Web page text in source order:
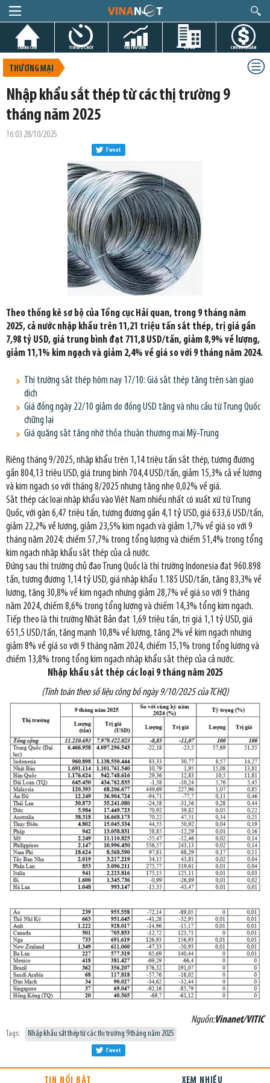
TRANG CHỦ TIN GIỜ CHÓT THỊ TRƯỜNG DỰ ÁN CHỨNG KHOÁN
THƯƠNG MẠI
Nhập khẩu sắt thép từ các thị trường 9
tháng năm 2025
16:03 28/10/2025
Tweet
Theo thống kê sơ bộ của Tổng cục Hải quan, trong 9 tháng năm
2025, cả nước nhập khẩu trên 11,21 triệu tấn sắt thép, trị giá gần
7,98 tỷ USD, giá trung bình đạt 711,8 USD/tấn, giảm 8,9% về lượng,
giảm 11,1% kim ngạch và giảm 2,4% về giá so với 9 tháng năm 2024.
Thị trường sắt thép hôm nay 17/10: Giá sắt thép tăng trên sàn giao
dịch
Giá đồng ngày 22/10 giảm do đồng USD tăng và nhu cầu từ Trung Quốc
chững lại
Giá quặng sắt tăng nhờ thỏa thuận thương mại Mỹ-Trung
Riêng tháng 9/2025, nhập khẩu trên 1,14 triệu tấn sắt thép, tương đương
gần 804,13 triệu USD, giá trung bình 704,4 USD/tấn, giảm 15,3% cả về lượng
và kim ngạch so với tháng 8/2025 nhưng tăng nhẹ 0,02% về giá.
Sắt thép các loại nhập khẩu vào Việt Nam nhiều nhất có xuất xứ từ Trung
Quốc, với gàn 6,47 triệu tấn, tương đương gần 4,1 tỷ USD, giá 633,6 USD/tấn,
giảm 22,2% về lượng, giảm 23,5% kim ngạch và giảm 1,7% về giá so với 9
tháng năm 2024; chiếm 57,7% trong tổng lượng và chiếm 51,4% trong tổng
kim ngạch nhập khẩu sắt thép của cả nước.
Đứng sau thị trường chủ đạo Trung Quốc là thị trường Indonesia đạt 960.898
tấn, tương đương 1,14 tỷ USD, giá nhập khẩu 1.185 USD/tấn, tăng 83,3% về
lượng, tăng 30,8% về kim ngạch nhưng giảm 28,7% về giá so với 9 tháng
năm 2024, chiếm 8,6% trong tổng lượng và chiếm 14,3% tổng kim ngạch.
Tiếp theo là thị trường Nhật Bản đạt 1,69 triệu tấn, trị giá 1,1 tỷ USD, giá
651,5 USD/tấn, tăng mạnh 10,8% về lượng, tăng 2% về kim ngạch nhưng
giảm 8% về giá so với 9 tháng năm 2024, chiếm 15,1% trong tổng lượng và
chiếm 13,8% trong tổng kim ngạch nhập khẩu sắt thép của cả nước.
Nhập khẩu sắt thép các loại 9 tháng năm 2025
(Tính toán theo số liệu công bố ngày 9/10/2025 của TCHQ)
Nguồn:Vinanet/VITIC
Tags: Nhập khẩu sắt thép từ các thị trường 9 tháng năm 2025
Tweet
TIN NỔI BẬT XEM NHIỀU